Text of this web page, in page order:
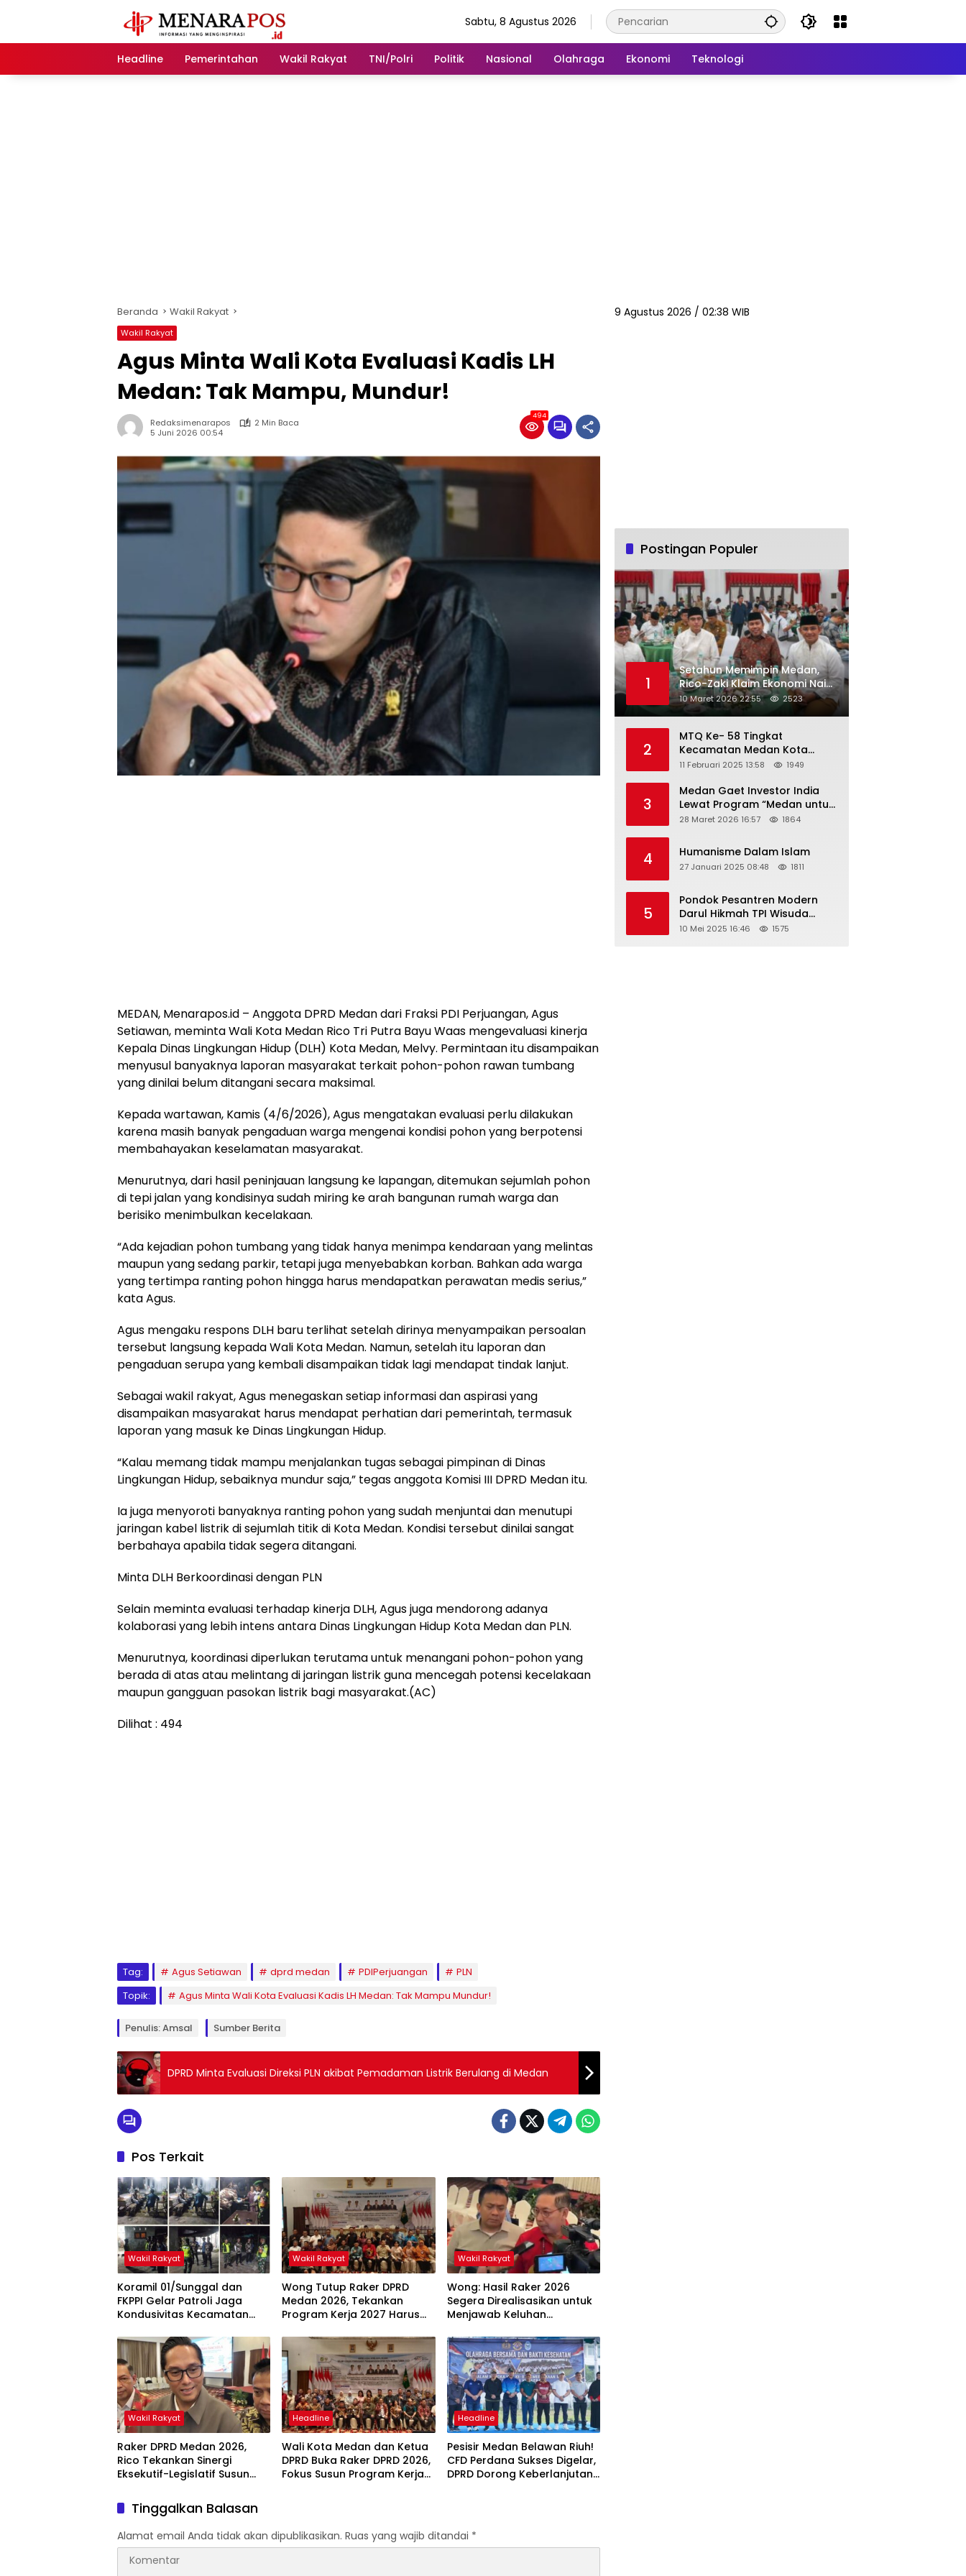
Sabtu, 8 Agustus 2026
Headline Pemerintahan Wakil Rakyat TNI/Polri Politik Nasional Olahraga Ekonomi Teknologi
Beranda Wakil Rakyat
Wakil Rakyat
Agus Minta Wali Kota Evaluasi Kadis LH
Medan: Tak Mampu, Mundur!
Redaksimenarapos
2 Min Baca
5 Juni 2026 00:54
494
MEDAN, Menarapos.id – Anggota DPRD Medan dari Fraksi PDI Perjuangan, Agus
Setiawan, meminta Wali Kota Medan Rico Tri Putra Bayu Waas mengevaluasi kinerja
Kepala Dinas Lingkungan Hidup (DLH) Kota Medan, Melvy. Permintaan itu disampaikan
menyusul banyaknya laporan masyarakat terkait pohon-pohon rawan tumbang
yang dinilai belum ditangani secara maksimal.
Kepada wartawan, Kamis (4/6/2026), Agus mengatakan evaluasi perlu dilakukan
karena masih banyak pengaduan warga mengenai kondisi pohon yang berpotensi
membahayakan keselamatan masyarakat.
Menurutnya, dari hasil peninjauan langsung ke lapangan, ditemukan sejumlah pohon
di tepi jalan yang kondisinya sudah miring ke arah bangunan rumah warga dan
berisiko menimbulkan kecelakaan.
“Ada kejadian pohon tumbang yang tidak hanya menimpa kendaraan yang melintas
maupun yang sedang parkir, tetapi juga menyebabkan korban. Bahkan ada warga
yang tertimpa ranting pohon hingga harus mendapatkan perawatan medis serius,”
kata Agus.
Agus mengaku respons DLH baru terlihat setelah dirinya menyampaikan persoalan
tersebut langsung kepada Wali Kota Medan. Namun, setelah itu laporan dan
pengaduan serupa yang kembali disampaikan tidak lagi mendapat tindak lanjut.
Sebagai wakil rakyat, Agus menegaskan setiap informasi dan aspirasi yang
disampaikan masyarakat harus mendapat perhatian dari pemerintah, termasuk
laporan yang masuk ke Dinas Lingkungan Hidup.
“Kalau memang tidak mampu menjalankan tugas sebagai pimpinan di Dinas
Lingkungan Hidup, sebaiknya mundur saja,” tegas anggota Komisi III DPRD Medan itu.
Ia juga menyoroti banyaknya ranting pohon yang sudah menjuntai dan menutupi
jaringan kabel listrik di sejumlah titik di Kota Medan. Kondisi tersebut dinilai sangat
berbahaya apabila tidak segera ditangani.
Minta DLH Berkoordinasi dengan PLN
Selain meminta evaluasi terhadap kinerja DLH, Agus juga mendorong adanya
kolaborasi yang lebih intens antara Dinas Lingkungan Hidup Kota Medan dan PLN.
Menurutnya, koordinasi diperlukan terutama untuk menangani pohon-pohon yang
berada di atas atau melintang di jaringan listrik guna mencegah potensi kecelakaan
maupun gangguan pasokan listrik bagi masyarakat.(AC)
Dilihat : 494
Tag: Agus Setiawan dprd medan PDIPerjuangan
PLN
Topik:
Agus Minta Wali Kota Evaluasi Kadis LH Medan: Tak Mampu Mundur!
Penulis: Amsal Sumber Berita
DPRD Minta Evaluasi Direksi PLN akibat Pemadaman Listrik Berulang di Medan
Pos Terkait
Wakil Rakyat
Koramil 01/Sunggal dan
FKPPI Gelar Patroli Jaga
Kondusivitas Kecamatan
Wakil Rakyat
Wong Tutup Raker DPRD
Medan 2026, Tekankan
Program Kerja 2027 Harus
Masyarakat
Wakil Rakyat
Wong: Hasil Raker 2026
Segera Direalisasikan untuk
Menjawab Keluhan
Wakil Rakyat
Raker DPRD Medan 2026,
Rico Tekankan Sinergi
Eksekutif-Legislatif Susun
Headline
Wali Kota Medan dan Ketua
DPRD Buka Raker DPRD 2026,
Fokus Susun Program Kerja
Headline
Pesisir Medan Belawan Riuh!
CFD Perdana Sukses Digelar,
DPRD Dorong Keberlanjutan
Tinggalkan Balasan
Alamat email Anda tidak akan dipublikasikan. Ruas yang wajib ditandai *
9 Agustus 2026 / 02:38 WIB
Postingan Populer
1
Setahun Memimpin Medan,
Rico-Zaki Klaim Ekonomi Naik
dan Pengangguran Turun
10 Maret 2026 22:55 2523
2
MTQ Ke- 58 Tingkat
Kecamatan Medan Kota
Tahun 2025 Resmi Dibuka
11 Februari 2025 13:58 1949
3
Medan Gaet Investor India
Lewat Program “Medan untuk
Semua”
28 Maret 2026 16:57 1864
4 Humanisme Dalam Islam
27 Januari 2025 08:48 1811
5
Pondok Pesantren Modern
Darul Hikmah TPI Wisuda
Santri/Santriwati Angkatan
10 Mei 2025 16:46 1575